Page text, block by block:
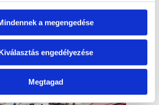
a megengedése
engedélyezése
Megtagad
IS ÉRDEKELHET